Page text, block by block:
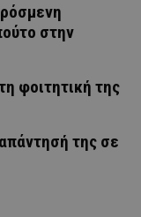
στην
φοιτητική της
της σε